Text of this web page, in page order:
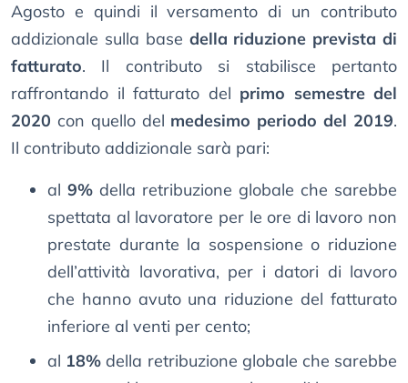
Agosto e quindi il versamento di un contributo
addizionale sulla base della riduzione prevista di
fatturato. Il contributo si stabilisce pertanto
raffrontando il fatturato del primo semestre del
2020 con quello del medesimo periodo del 2019.
Il contributo addizionale sarà pari:
al 9% della retribuzione globale che sarebbe
spettata al lavoratore per le ore di lavoro non
prestate durante la sospensione o riduzione
dell’attività lavorativa, per i datori di lavoro
che hanno avuto una riduzione del fatturato
inferiore al venti per cento;
al 18% della retribuzione globale che sarebbe